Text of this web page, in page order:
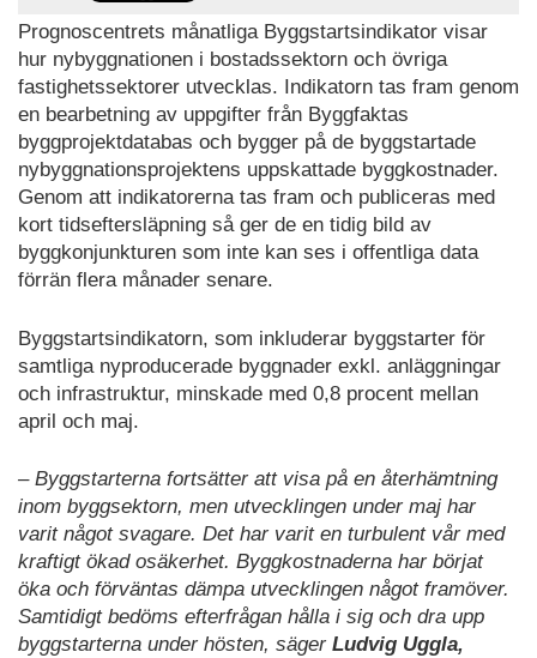
Prognoscentrets månatliga Byggstartsindikator visar
hur nybyggnationen i bostadssektorn och övriga
fastighetssektorer utvecklas. Indikatorn tas fram genom
en bearbetning av uppgifter från Byggfaktas
byggprojektdatabas och bygger på de byggstartade
nybyggnationsprojektens uppskattade byggkostnader.
Genom att indikatorerna tas fram och publiceras med
kort tidseftersläpning så ger de en tidig bild av
byggkonjunkturen som inte kan ses i offentliga data
förrän flera månader senare.
Byggstartsindikatorn, som inkluderar byggstarter för
samtliga nyproducerade byggnader exkl. anläggningar
och infrastruktur, minskade med 0,8 procent mellan
april och maj.
– Byggstarterna fortsätter att visa på en återhämtning
inom byggsektorn, men utvecklingen under maj har
varit något svagare. Det har varit en turbulent vår med
kraftigt ökad osäkerhet. Byggkostnaderna har börjat
öka och förväntas dämpa utvecklingen något framöver.
Samtidigt bedöms efterfrågan hålla i sig och dra upp
byggstarterna under hösten, sägerLudvig Uggla,